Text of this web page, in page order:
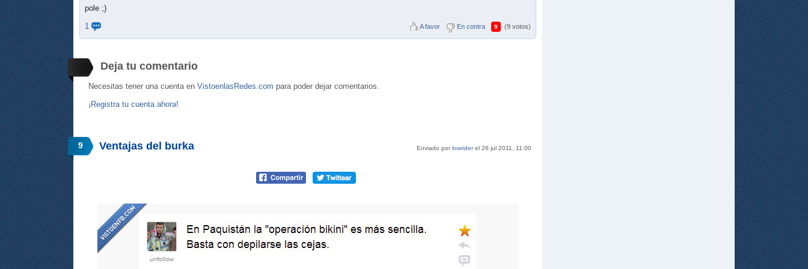
pole ;)
1
A favor En contra 9 (9 votos)
Deja tu comentario
Necesitas tener una cuenta en VistoenlasRedes.com para poder dejar comentarios.
¡Registra tu cuenta ahora!
9 Enviado porlowriderel 26 jul 2011, 11:00
Ventajas del burka